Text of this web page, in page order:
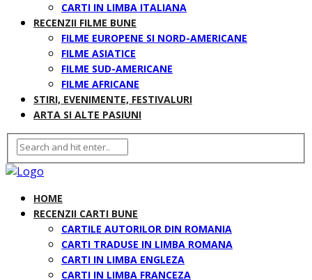
CARTI IN LIMBA ITALIANA
RECENZII FILME BUNE
FILME EUROPENE SI NORD-AMERICANE
FILME ASIATICE
FILME SUD-AMERICANE
FILME AFRICANE
STIRI, EVENIMENTE, FESTIVALURI
ARTA SI ALTE PASIUNI
HOME
RECENZII CARTI BUNE
CARTILE AUTORILOR DIN ROMANIA
CARTI TRADUSE IN LIMBA ROMANA
CARTI IN LIMBA ENGLEZA
CARTI IN LIMBA FRANCEZA